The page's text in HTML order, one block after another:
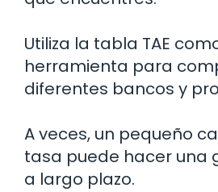
Utiliza la tabla TAE
herramienta para
diferentes bancos y
A veces, un pequeño
tasa puede hacer una
a largo plazo.